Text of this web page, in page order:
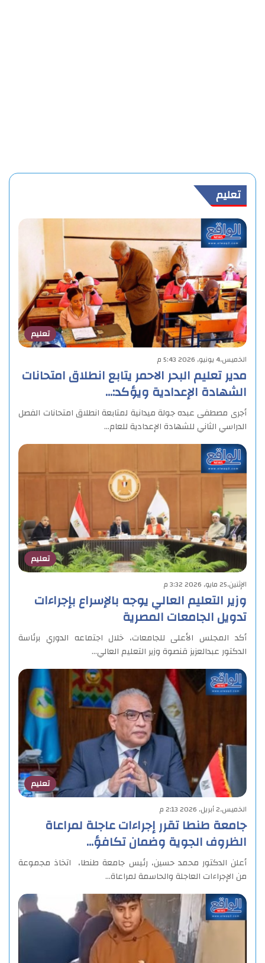
تعليم
تعليم
الخميس,4 يونيو, 2026 5:43 م
مدير تعليم البحر الاحمر يتابع انطلاق امتحانات
الشهادة الإعدادية ويؤكد:…
أجرى مصطفى عبده جولة ميدانية لمتابعة انطلاق امتحانات الفصل
الدراسي الثاني للشهادة الإعدادية للعام…
تعليم
الإثنين,25 مايو, 2026 3:32 م
وزير التعليم العالي يوجه بالإسراع بإجراءات
تدويل الجامعات المصرية
أكد المجلس الأعلى للجامعات، خلال اجتماعه الدوري برئاسة
الدكتور عبدالعزيز قنصوة وزير التعليم العالي…
تعليم
الخميس,2 أبريل, 2026 2:13 م
جامعة طنطا تقرر إجراءات عاجلة لمراعاة
الظروف الجوية وضمان تكافؤ…
أعلن الدكتور محمد حسين، رئيس جامعة طنطا، اتخاذ مجموعة
من الإجراءات العاجلة والحاسمة لمراعاة…